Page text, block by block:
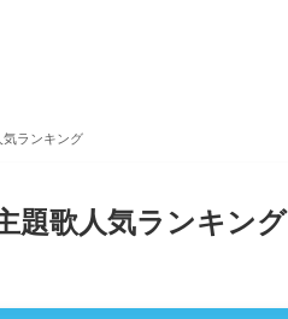
ランキング
題歌人気ランキング